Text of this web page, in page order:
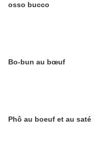
osso bucco
Bo-bun au bœuf
Phô au boeuf et au saté